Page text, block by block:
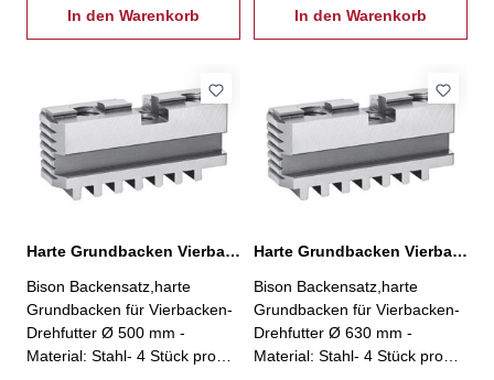
In den Warenkorb In den Warenkorb
Harte Grundbacken Vierbacken-Drehfutter Ø 500 mm
Bison Backensatz,harte
Grundbacken für Vierbacken-
Drehfutter Ø 500 mm -
Material: Stahl- 4 Stück pro
Harte Grundbacken Vierbacken-Drehfutter Ø 630 mm
Bison Backensatz,harte
Grundbacken für Vierbacken-
Drehfutter Ø 630 mm -
Material: Stahl- 4 Stück pro